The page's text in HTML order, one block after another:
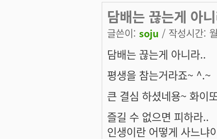
담배는 끊는게 아
글쓴이: soju / 작성시간:
담배는 끊는게 아니라..
평생을 참는거라죠~ ^.~
큰 결심 하셨네용~ 화이
즐길 수 없으면 피하라..
인생이란 어떻게 사느냐